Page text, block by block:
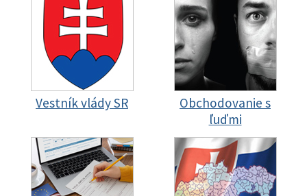
Vestník vlády SR
Obchodovanie s
ľuďmi